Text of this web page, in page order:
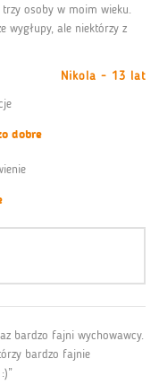
osoby w moim wieku.
wygłupy, ale niektórzy z
Nikola - 13 lat
dobre
bardzo fajni wychowawcy.
bardzo fajnie